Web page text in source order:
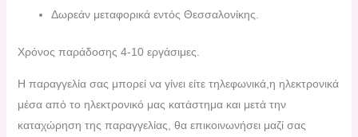
Δωρεάν μεταφορικά εντός Θεσσαλονίκης.
Χρόνος παράδοσης 4-10 εργάσιμες.
H παραγγελία σας μπορεί να γίνει είτε τηλεφωνικά,η ηλεκτρονικά
μέσα από το ηλεκτρονικό μας κατάστημα και μετά την
καταχώρηση της παραγγελίας, θα επικοινωνήσει μαζί σας